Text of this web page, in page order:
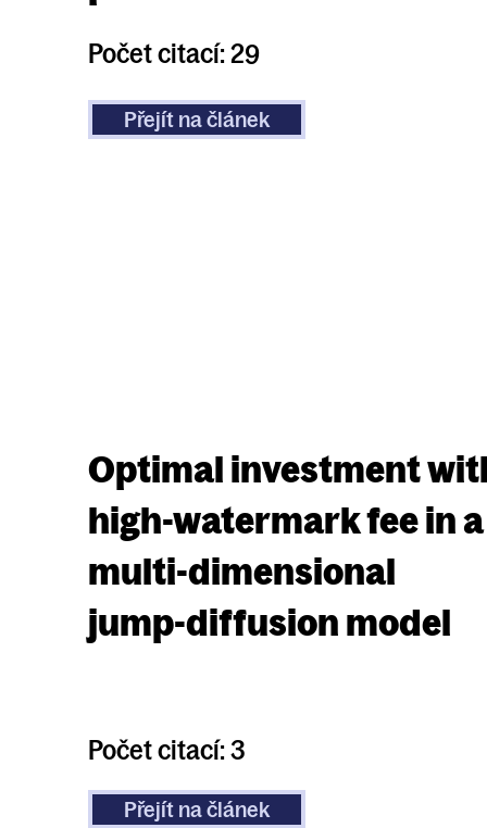
Počet citací: 29
Přejít na článek
Optimal investment
high-watermark fee in a
multi-dimensional
jump-diffusion model
Počet citací: 3
Přejít na článek